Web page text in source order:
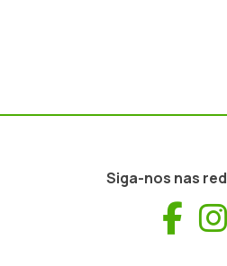
Siga-nos nas